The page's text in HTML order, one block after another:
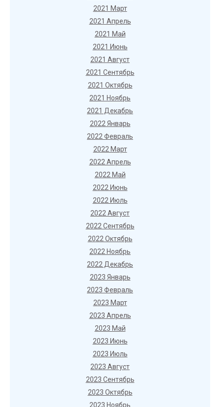
2021 Март
2021 Апрель
2021 Май
2021 Июнь
2021 Август
2021 Сентябрь
2021 Октябрь
2021 Ноябрь
2021 Декабрь
2022 Январь
2022 Февраль
2022 Март
2022 Апрель
2022 Май
2022 Июнь
2022 Июль
2022 Август
2022 Сентябрь
2022 Октябрь
2022 Ноябрь
2022 Декабрь
2023 Январь
2023 Февраль
2023 Март
2023 Апрель
2023 Май
2023 Июнь
2023 Июль
2023 Август
2023 Сентябрь
2023 Октябрь
2023 Ноябрь